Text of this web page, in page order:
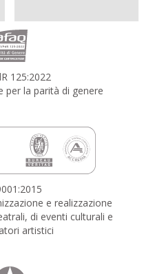
125:2022
per la parità di genere
e realizzazione
di eventi culturali e
artistici